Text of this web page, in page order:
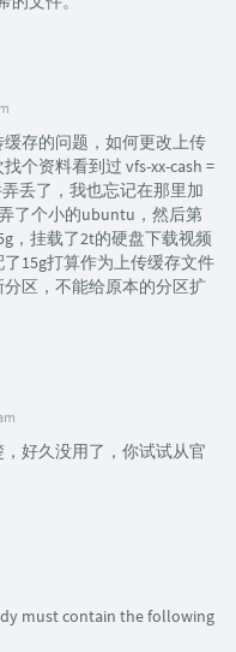
存的问题，如何更改上传
个资料看到过 vfs-xx-cash =
丢了，我也忘记在那里加
了个小的ubuntu，然后第
，挂载了2t的硬盘下载视频
15g打算作为上传缓存文件
区，不能给原本的分区扩
好久没用了，你试试从官
must contain the following